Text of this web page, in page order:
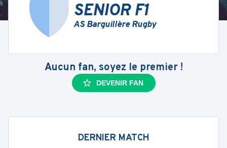
SENIOR F1
AS Barguillère Rugby
Aucun fan, soyez le premier !
DEVENIR FAN
DERNIER MATCH